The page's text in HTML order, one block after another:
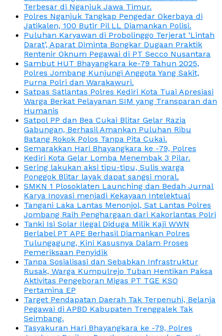
Terbesar di Nganjuk Jawa Timur.
Polres Nganjuk Tangkap Pengedar Okerbaya di
Jatikalen, 100 Butir Pil LL Diamankan Polisi.
Puluhan Karyawan di Probolinggo Terjerat ‘Lintah
Darat’, Aparat Diminta Bongkar Dugaan Praktik
Rentenir Oknum Pegawai di PT Secco Nusantara
Sambut HUT Bhayangkara ke-79 Tahun 2025,
Polres Jombang Kunjungi Anggota Yang Sakit,
Purna Polri dan Warakawuri.
Satpas Satlantas Polres Kediri Kota Tuai Apresiasi
Warga Berkat Pelayanan SIM yang Transparan dan
Humanis
Satpol PP dan Bea Cukai Blitar Gelar Razia
Gabungan, Berhasil Amankan Puluhan Ribu
Batang Rokok Polos Tanpa Pita Cukai.
Semarakkan Hari Bhayangkara ke -79, Polres
Kediri Kota Gelar Lomba Menembak 3 Pilar.
Sering lakukan aksi tipu-tipu, Sulis warga
Ponggok Blitar layak dapat sangsi moral.
SMKN 1 Plosoklaten Launching dan Bedah Jurnal
Karya Inovasi menjadi Kekayaan Intelektual
Tangani Laka Lantas Menonjol, Sat Lantas Polres
Jombang Raih Penghargaan dari Kakorlantas Polri
Tanki Isi Solar Ilegal Diduga Milik Kaji WWN
Berlabel PT APE Berhasil Diamankan Polres
Tulungagung, Kini Kasusnya Dalam Proses
Pemeriksaan Penyidik
Tanpa Sosialisasi dan Sebabkan Infrastruktur
Rusak, Warga Kumpulrejo Tuban Hentikan Paksa
Aktivitas Pengeboran Migas PT TGE KSO
Pertamina EP
Target Pendapatan Daerah Tak Terpenuhi, Belanja
Pegawai di APBD Kabupaten Trenggalek Tak
Seimbang.
Tasyakuran Hari Bhayangkara ke -79, Polres